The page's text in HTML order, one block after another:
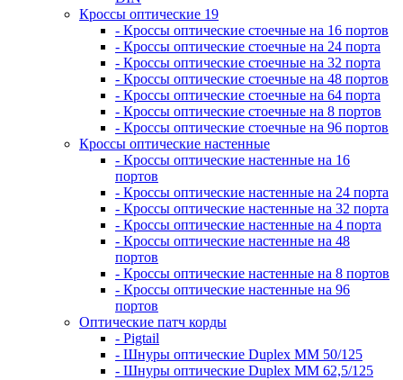
Кроссы оптические 19
- Кроссы оптические стоечные на 16 портов
- Кроссы оптические стоечные на 24 порта
- Кроссы оптические стоечные на 32 порта
- Кроссы оптические стоечные на 48 портов
- Кроссы оптические стоечные на 64 порта
- Кроссы оптические стоечные на 8 портов
- Кроссы оптические стоечные на 96 портов
Кроссы оптические настенные
- Кроссы оптические настенные на 16
портов
- Кроссы оптические настенные на 24 порта
- Кроссы оптические настенные на 32 порта
- Кроссы оптические настенные на 4 порта
- Кроссы оптические настенные на 48
портов
- Кроссы оптические настенные на 8 портов
- Кроссы оптические настенные на 96
портов
Оптические патч корды
- Pigtail
- Шнуры оптические Duplex MM 50/125
- Шнуры оптические Duplex MM 62,5/125